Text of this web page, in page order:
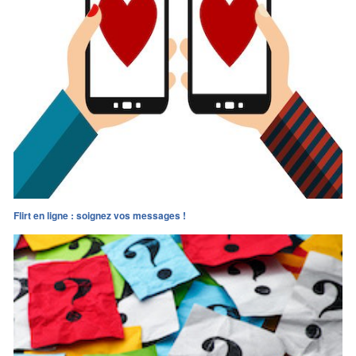
Flirt en ligne : soignez vos messages !